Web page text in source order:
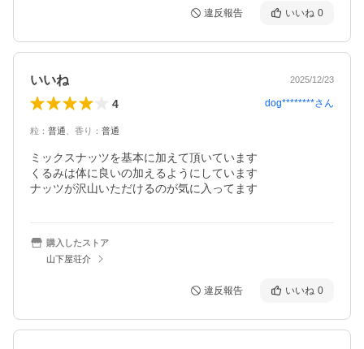
違反報告 いいね 0
いいね 2025/12/23
4 dog********さん
粒 ： 普通 香り ： 普通
ミックスナッツを基本に加えて頂いています
くるみは体に良いの加えるようにしています
ナッツが沢山いただけるのが気に入ってます
購入したストア
山下屋荘介
違反報告 いいね 0